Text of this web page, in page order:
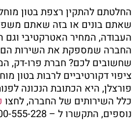
החלטתם להתקין רצפת בטון
שאתם בונים או בזה שאתם
העבודה, המחיר האטרקטיבי וגם
החברה שמספקת את השירות
שחשובים לכם? חברת פרו-דק,
ציפוי דקורטיביים לרבות בטון
פורצלן, היא הכתובת הנכונה
כלל השירותים של החברה, לחצו
נוספים, התקשרו ל – 1-700-555-228